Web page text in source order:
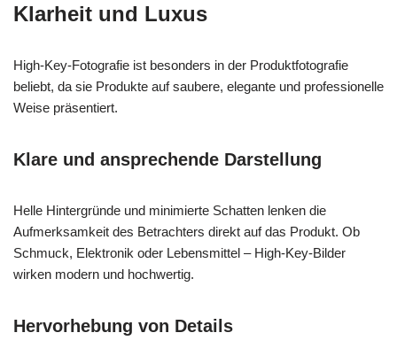
Klarheit und Luxus
High-Key-Fotografie ist besonders in der Produktfotografie
beliebt, da sie Produkte auf saubere, elegante und professionelle
Weise präsentiert.
Klare und ansprechende Darstellung
Helle Hintergründe und minimierte Schatten lenken die
Aufmerksamkeit des Betrachters direkt auf das Produkt. Ob
Schmuck, Elektronik oder Lebensmittel – High-Key-Bilder
wirken modern und hochwertig.
Hervorhebung von Details